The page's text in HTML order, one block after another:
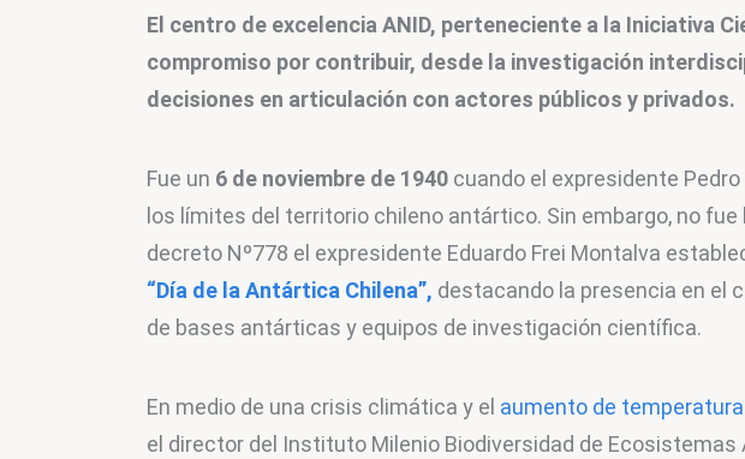
El centro de excelencia ANID, perteneciente a la Iniciativa
compromiso por contribuir, desde la investigación
decisiones en articulación con actores públicos y privados.
Fue un 6 de noviembre de 1940 cuando el expresidente
los límites del territorio chileno antártico. Sin embargo, no
decreto Nº778 el expresidente Eduardo Frei Montalva
“Día de la Antártica Chilena”, destacando la presencia en el
de bases antárticas y equipos de investigación científica.
En medio de una crisis climática y el aumento de
el director del Instituto Milenio Biodiversidad de